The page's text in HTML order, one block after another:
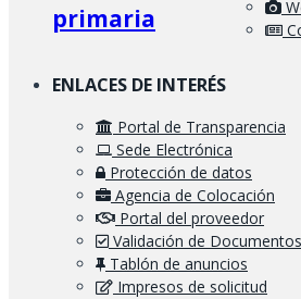
primaria
ENLACES DE INTERÉS
Portal de Transparencia
Sede Electrónica
Protección de datos
Agencia de Colocación
Portal del proveedor
Validación de Documentos
Tablón de anuncios
Impresos de solicitud